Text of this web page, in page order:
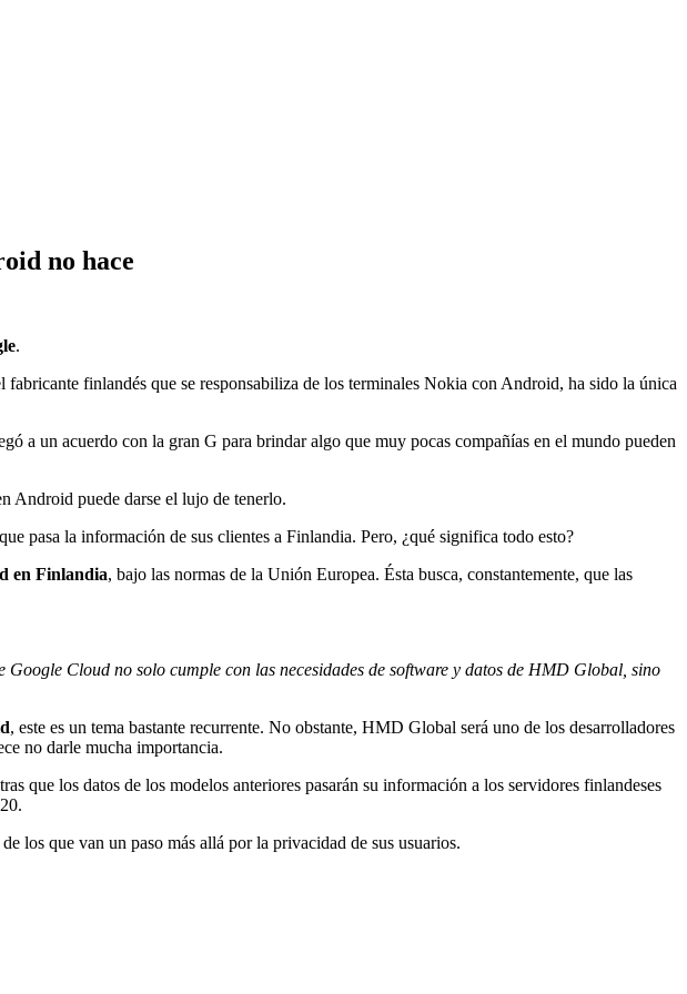
no hace
.
fabricante finlandés que se responsabiliza de los terminales Nokia con Android, ha sido la única
a un acuerdo con la gran G para brindar algo que muy pocas compañías en el mundo pueden
Android puede darse el lujo de tenerlo.
pasa la información de sus clientes a Finlandia. Pero, ¿qué significa todo esto?
en Finlandia, bajo las normas de la Unión Europea. Ésta busca, constantemente, que las
Cloud no solo cumple con las necesidades de software y datos de HMD Global, sino
, este es un tema bastante recurrente. No obstante, HMD Global será uno de los desarrolladores
no darle mucha importancia.
que los datos de los modelos anteriores pasarán su información a los servidores finlandeses
los que van un paso más allá por la privacidad de sus usuarios.